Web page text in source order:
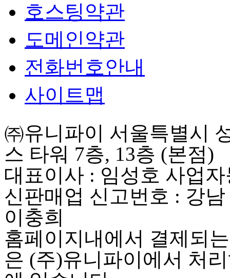
호스팅약관
도메인약관
전화번호안내
사이트맵
㈜유니파이 서울특별시
스 타워 7층, 13층 (본점)
대표이사 : 임성호 사업
신판매업 신고번호 : 강
이충희
홈페이지내에서 결제되
은 (주)유니파이에서 처